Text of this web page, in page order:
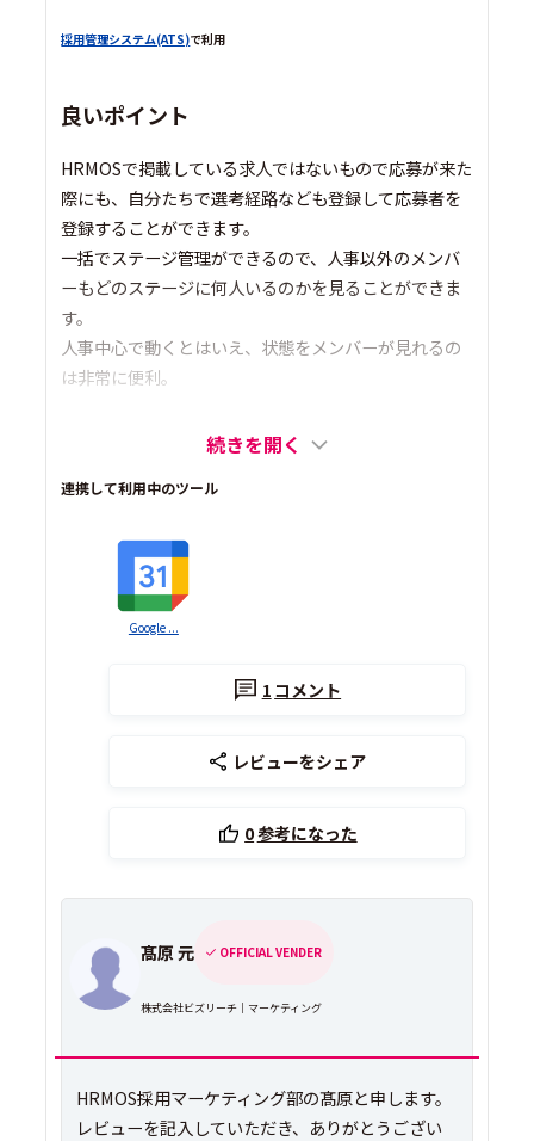
採用管理システム(ATS)で利用
良いポイント
HRMOSで掲載している求人ではないもので応募が来た
際にも、自分たちで選考経路なども登録して応募者を
登録することができます。
一括でステージ管理ができるので、人事以外のメンバ
ーもどのステージに何人いるのかを見ることができま
す。
人事中心で動くとはいえ、状態をメンバーが見れるの
は非常に便利。
続きを開く
連携して利用中のツール
Google ...
1 コメント
レビューをシェア
0参考になった
髙原 元 OFFICIAL VENDER
株式会社ビズリーチ｜マーケティング
HRMOS採用マーケティング部の髙原と申します。
レビューを記入していただき、ありがとうござい